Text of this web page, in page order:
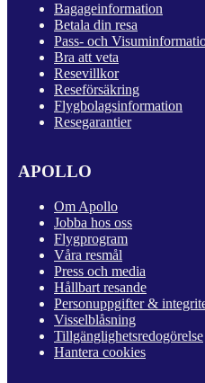
Bagageinformation
Betala din resa
Pass- och
Bra att veta
Resevillkor
Reseförsäkring
Flygbolagsinformation
Resegarantier
APOLLO
Om Apollo
Jobba hos oss
Flygprogram
Våra resmål
Press och media
Hållbart resande
Personuppgifter &
Visselblåsning
Tillgänglighetsredogörelse
Hantera cookies